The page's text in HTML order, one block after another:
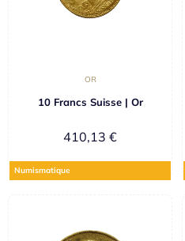
OR
10 Francs Suisse | Or
410,13 €
Numismatique